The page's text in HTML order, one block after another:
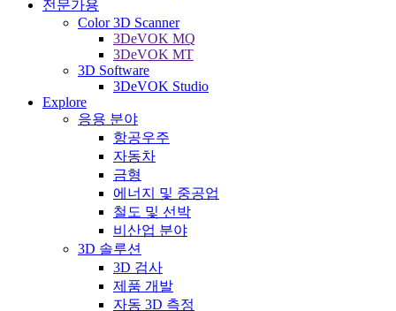
전문가용
Color 3D Scanner
3DeVOK MQ
3DeVOK MT
3D Software
3DeVOK Studio
Explore
응용 분야
항공우주
자동차
금형
에너지 및 중공업
철도 및 선박
비산업 분야
3D 솔루션
3D 검사
제품 개발
자동 3D 측정